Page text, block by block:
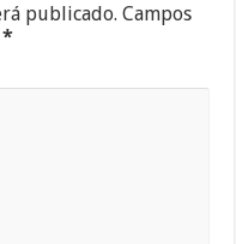
publicado. Campos
*